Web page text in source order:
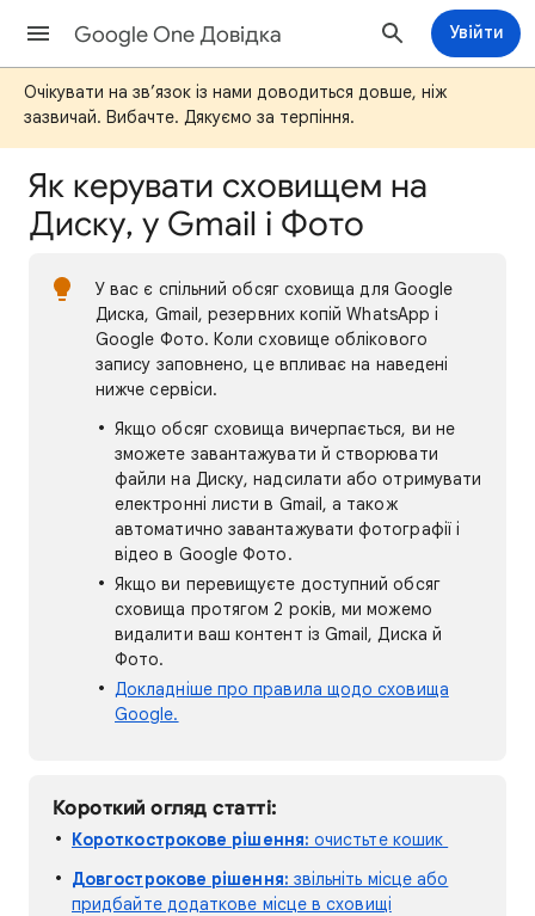
Google One Довідка Увійти
Очікувати на зв’язок із нами доводиться довше, ніж
зазвичай. Вибачте. Дякуємо за терпіння.
Як керувати сховищем на
Диску, у Gmail і Фото
У вас є спільний обсяг сховища для Google
Диска, Gmail, резервних копій WhatsApp і
Google Фото. Коли сховище облікового
запису заповнено, це впливає на наведені
нижче сервіси.
Якщо обсяг сховища вичерпається, ви не
зможете завантажувати й створювати
файли на Диску, надсилати або отримувати
електронні листи в Gmail, а також
автоматично завантажувати фотографії і
відео в Google Фото.
Якщо ви перевищуєте доступний обсяг
сховища протягом 2 років, ми можемо
видалити ваш контент із Gmail, Диска й
Фото.
Докладніше про правила щодо сховища
Google.
Короткий огляд статті:
Короткострокове рішення: очистьте кошик
Довгострокове рішення: звільніть місце або
придбайте додаткове місце в сховищі